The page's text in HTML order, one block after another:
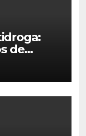
de
como